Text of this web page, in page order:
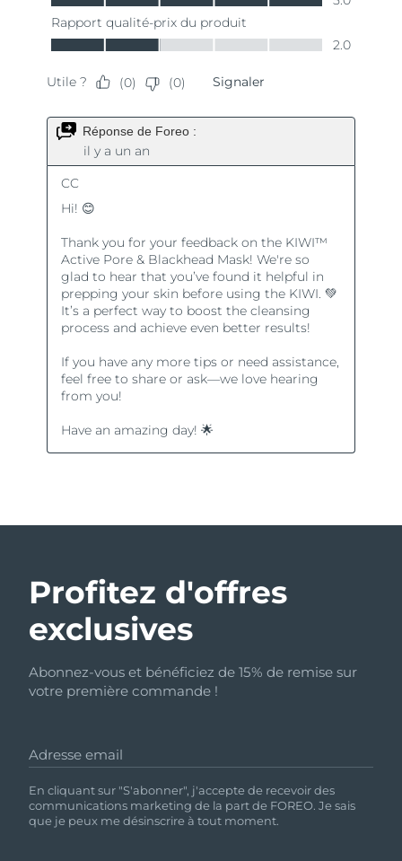
Profitez d'offres
exclusives
Abonnez-vous et bénéficiez de 15% de remise sur
votre première commande !
Adresse email
En cliquant sur "S'abonner", j'accepte de recevoir des
communications marketing de la part de FOREO. Je sais
que je peux me désinscrire à tout moment.